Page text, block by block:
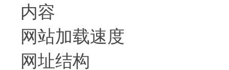
内容
网站加载速度
网址结构